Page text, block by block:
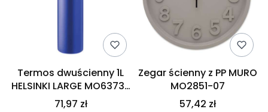
Termos dwuścienny 1L
HELSINKI LARGE MO6373-
04
71,97 zł
Zegar ścienny z PP MURO
MO2851-07
57,42 zł